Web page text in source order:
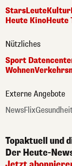
StarsLeuteKultur
Heute KinoHeute
Nützliches
Sport
Wohnen
Externe Angebote
NewsFlix
Topaktuell und
Der Heute-